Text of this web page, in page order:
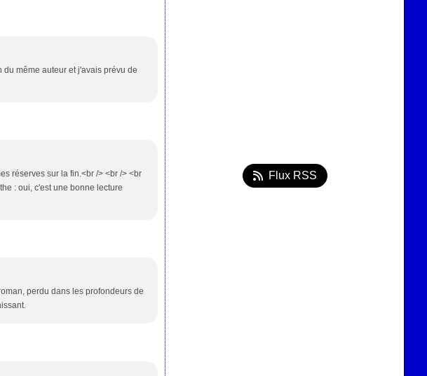
même auteur et j'avais prévu de
réserves sur la fin.<br /> <br /> <br
: oui, c'est une bonne lecture
perdu dans les profondeurs de
Flux RSS